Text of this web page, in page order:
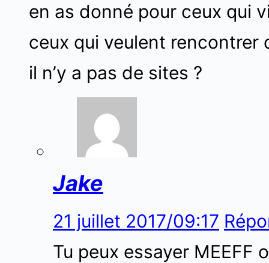
en as donné pour ceux qui
ceux qui veulent rencontrer
il n’y a pas de sites ?
Jake
21 juillet 2017/09:17
Tu peux essayer MEEFF